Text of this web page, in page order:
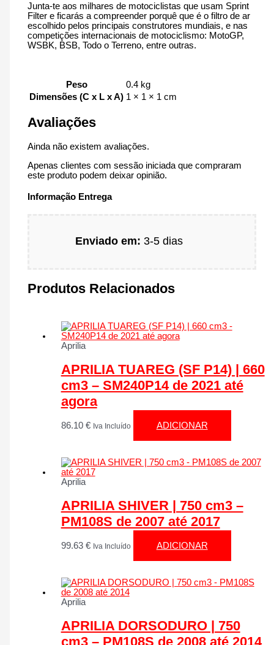
Junta-te aos milhares de motociclistas que usam Sprint
Filter e ficarás a compreender porquê que é o filtro de ar
escolhido pelos principais construtores mundiais, e nas
competições internacionais de motociclismo: MotoGP,
WSBK, BSB, Todo o Terreno, entre outras.
Peso
0.4 kg
Dimensões (C x L x A) 1 × 1 × 1 cm
Avaliações
Ainda não existem avaliações.
Apenas clientes com sessão iniciada que compraram
este produto podem deixar opinião.
Informação Entrega
Enviado em: 3-5 dias
Produtos Relacionados
Aprilia
APRILIA TUAREG (SF P14) | 660
cm3 – SM240P14 de 2021 até
agora
86.10 € Iva Incluído ADICIONAR
Aprilia
APRILIA SHIVER | 750 cm3 –
PM108S de 2007 até 2017
99.63 € Iva Incluído ADICIONAR
Aprilia
APRILIA DORSODURO | 750
cm3 – PM108S de 2008 até 2014